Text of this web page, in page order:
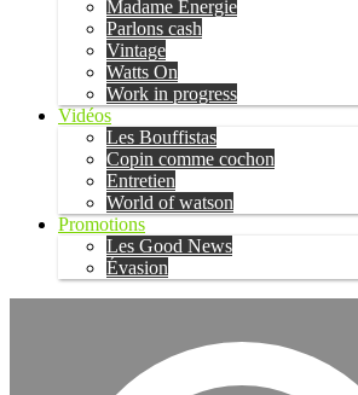
Madame Energie
Parlons cash
Vintage
Watts On
Work in progress
Vidéos
Les Bouffistas
Copin comme cochon
Entretien
World of watson
Promotions
Les Good News
Évasion